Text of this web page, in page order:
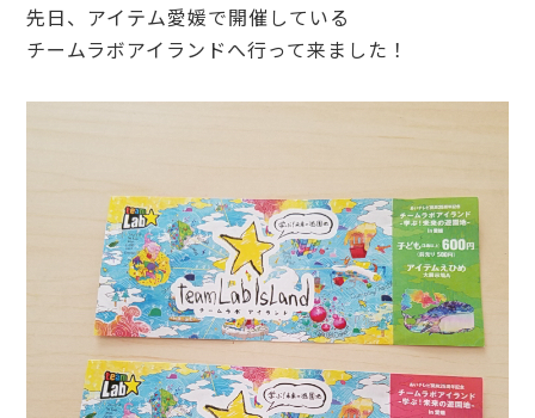
先日、アイテム愛媛で開催している
チームラボアイランドへ行って来ました！